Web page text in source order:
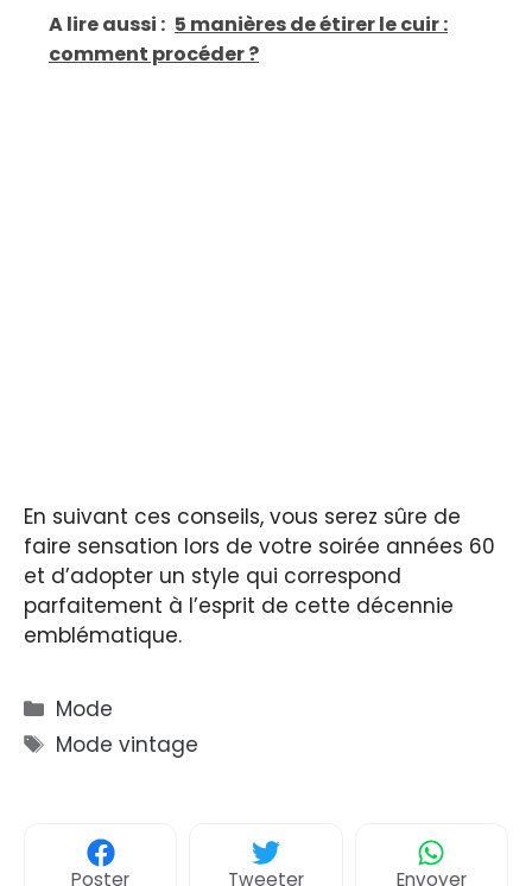
A lire aussi : 5 manières de étirer le cuir :
comment procéder ?
En suivant ces conseils, vous serez sûre de
faire sensation lors de votre soirée années 60
et d’adopter un style qui correspond
parfaitement à l’esprit de cette décennie
emblématique.
Catégories
Mode
Étiquettes
Mode vintage
Poster Tweeter Envoyer